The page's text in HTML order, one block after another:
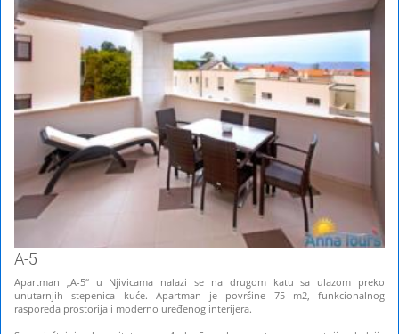
A-5
Apartman „A-5“ u Njivicama nalazi se na drugom katu sa ulazom preko
unutarnjih stepenica kuće. Apartman je površine 75 m2, funkcionalnog
rasporeda prostorija i moderno uređenog interijera.